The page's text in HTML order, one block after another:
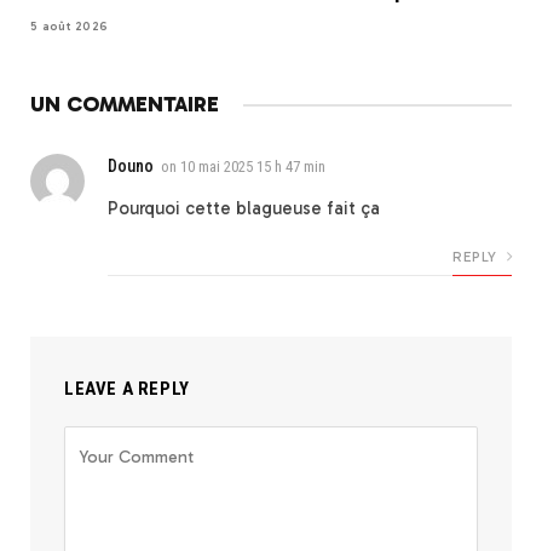
5 août 2026
UN COMMENTAIRE
Douno on 10 mai 2025 15 h 47 min
Pourquoi cette blagueuse fait ça
REPLY
LEAVE A REPLY